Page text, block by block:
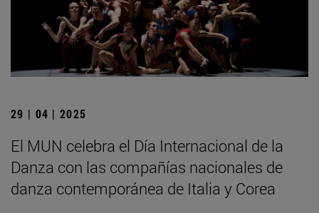
29 | 04 | 2025
El MUN celebra el Día Internacional de la
Danza con las compañías nacionales de
danza contemporánea de Italia y Corea